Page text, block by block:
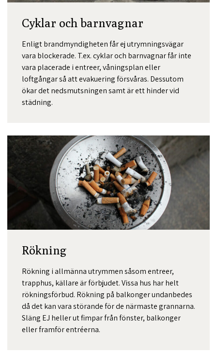
Cyklar och barnvagnar
Enligt brandmyndigheten får ej utrymningsvägar
vara blockerade. T.ex. cyklar och barnvagnar får inte
vara placerade i entreer, våningsplan eller
loftgångar så att evakuering försvåras. Dessutom
ökar det nedsmutsningen samt är ett hinder vid
städning.
Rökning
Rökning i allmänna utrymmen såsom entreer,
trapphus, källare är förbjudet. Vissa hus har helt
rökningsförbud. Rökning på balkonger undanbedes
då det kan vara störande för de närmaste grannarna.
Släng EJ heller ut fimpar från fönster, balkonger
eller framför entréerna.